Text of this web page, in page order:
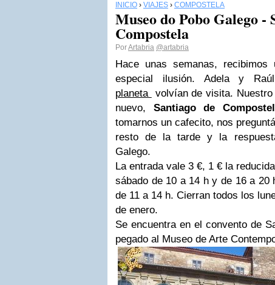
INICIO › VIAJES › COMPOSTELA
Museo do Pobo Galego -
Compostela
PorArtabria @artabria
Hace unas semanas,
especial ilusión. Adela y
planeta volvían de visita.
nuevo, Santiago de
tomarnos un cafecito, nos
resto de la tarde y la
Galego.
La entrada vale 3 €, 1 € la
sábado de 10 a 14 h y de 16 a
de 11 a 14 h. Cierran todos los
de enero.
Se encuentra en el convento de
pegado al Museo de Arte